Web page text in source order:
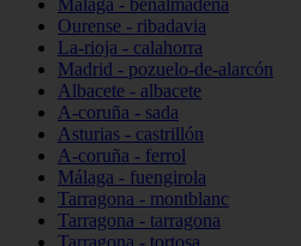
Málaga - benalmádena
Ourense - ribadavia
La-rioja - calahorra
Madrid - pozuelo-de-alarcón
Albacete - albacete
A-coruña - sada
Asturias - castrillón
A-coruña - ferrol
Málaga - fuengirola
Tarragona - montblanc
Tarragona - tarragona
Tarragona - tortosa